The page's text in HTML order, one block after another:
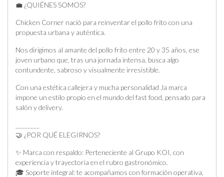
💼 ¿QUIÉNES SOMOS?
Chicken Corner nació para reinventar el pollo frito con una
propuesta urbana y auténtica.
Nos dirigimos al amante del pollo frito entre 20 y 35 años, ese
joven urbano que, tras una jornada intensa, busca algo
contundente, sabroso y visualmente irresistible.
Con una estética callejera y mucha personalidad ,la marca
impone un estilo propio en el mundo del fast food, pensado para
salón y delivery.
🤝 ¿POR QUÉ ELEGIRNOS?
✨ Marca con respaldo: Perteneciente al Grupo KOI, con
experiencia y trayectoria en el rubro gastronómico.
🎓 Soporte integral: te acompañamos con formación operativa,